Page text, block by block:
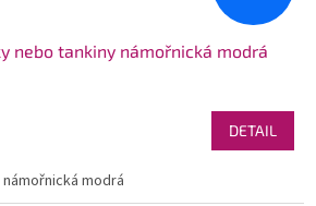
nebo tankiny námořnická modrá
DETAIL
modrá